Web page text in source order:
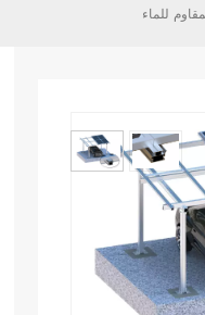
للماء
للطاقة
للماء